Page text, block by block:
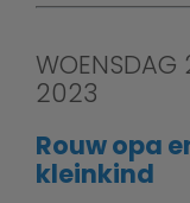
WOENSDAG
2023
Rouw opa
kleinkind